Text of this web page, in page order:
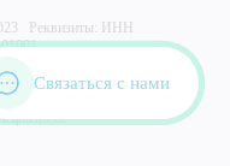
Реквизиты: ИНН
характер и не являются
центра. Имеются
Связаться с нами